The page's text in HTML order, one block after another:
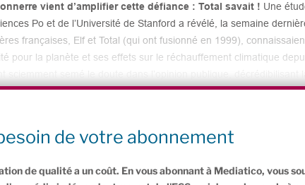
vient d’amplifier cette défiance : Total savait ! Une
Po et de l’Université de Stanford a révélé, la semaine
françaises, Elf et Total (qui ont fusionné en 1999),
pour la planète et ses effets sur le réchauffement climatique
activité économique. Ainsi, comme aux États-Unis où
de votre abonnement
de qualité a un coût. En vous abonnant à Mediatico, vous